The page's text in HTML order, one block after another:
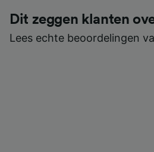
Dit zeggen klanten
Lees echte beoordelingen